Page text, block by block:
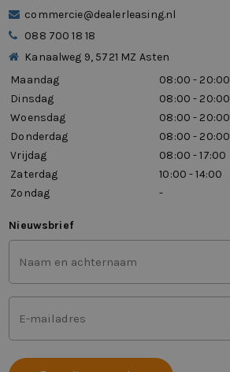
commercie@dealerleasing.nl
088 700 18 18
Kanaalweg 9, 5721 MZ Asten
Maandag
08:00 - 20:00
Dinsdag
08:00 - 20:00
Woensdag
08:00 - 20:00
Donderdag
08:00 - 20:00
Vrijdag
08:00 - 17:00
Zaterdag
10:00 - 14:00
Zondag
-
Nieuwsbrief
Voor-
en
achternaam
(Vereist)
Mailadres
(Vereist)